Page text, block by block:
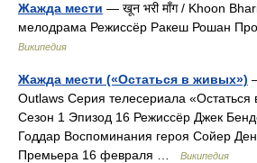
Жажда мести — खून भरी माँग / Khoon
мелодрама Режиссёр Ракеш Рошан
Википедия
Жажда мести («Остаться в живых»)
Outlaws Серия телесериала
Сезон 1 Эпизод 16 Режиссёр Джек
Годдар Воспоминания героя Сойер
Премьера 16 февраля …
Википедия